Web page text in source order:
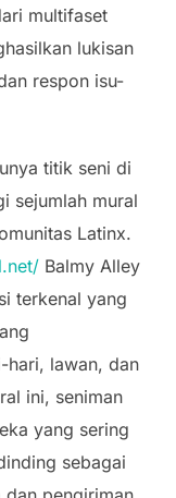
multifaset
lukisan
respon isu-
titik seni di
sejumlah mural
Latinx.
Balmy Alley
terkenal yang
hari, lawan, dan
ini, seniman
yang sering
sebagai